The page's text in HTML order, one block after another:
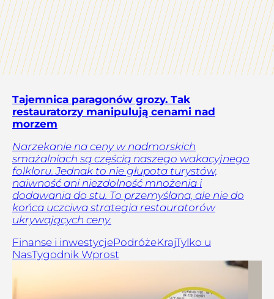
Tajemnica paragonów grozy. Tak
restauratorzy manipulują cenami nad
morzem
Narzekanie na ceny w nadmorskich
smażalniach są częścią naszego wakacyjnego
folkloru. Jednak to nie głupota turystów,
naiwność ani niezdolność mnożenia i
dodawania do stu. To przemyślana, ale nie do
końca uczciwa strategia restauratorów
ukrywających ceny.
Finanse i inwestycjePodróżeKrajTylko u
NasTygodnik Wprost